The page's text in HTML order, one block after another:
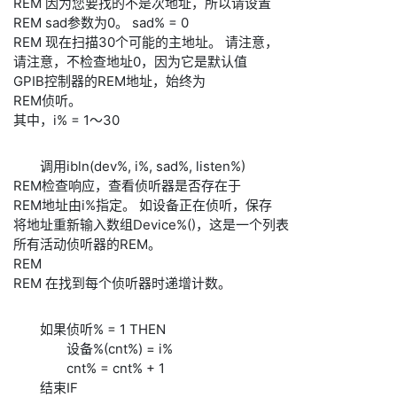
REM sad参数为0。 sad% = 0
REM 现在扫描30个可能的主地址。 请注意，
请注意，不检查地址0，因为它是默认值
GPIB控制器的REM地址，始终为
REM侦听。
其中，i% = 1～30
调用ibln(dev%, i%, sad%, listen%)
REM检查响应，查看侦听器是否存在于
REM地址由i%指定。 如设备正在侦听，保存
将地址重新输入数组Device%()，这是一个列表
所有活动侦听器的REM。
REM
REM 在找到每个侦听器时递增计数。
如果侦听% = 1 THEN
设备%(cnt%) = i%
cnt% = cnt% + 1
结束IF